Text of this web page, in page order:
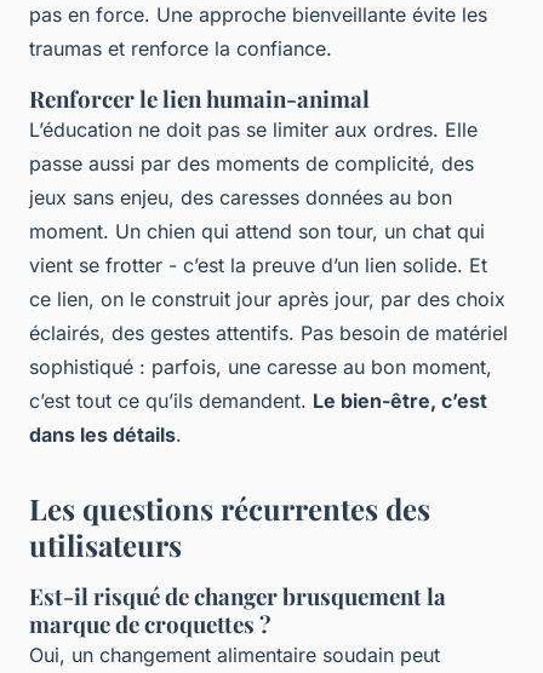
pas en force. Une approche bienveillante évite les
traumas et renforce la confiance.
Renforcer le lien humain-animal
L’éducation ne doit pas se limiter aux ordres. Elle
passe aussi par des moments de complicité, des
jeux sans enjeu, des caresses données au bon
moment. Un chien qui attend son tour, un chat qui
vient se frotter - c’est la preuve d’un lien solide. Et
ce lien, on le construit jour après jour, par des choix
éclairés, des gestes attentifs. Pas besoin de matériel
sophistiqué : parfois, une caresse au bon moment,
c’est tout ce qu’ils demandent. Le bien-être, c’est
dans les détails.
Les questions récurrentes des
utilisateurs
Est-il risqué de changer brusquement la
marque de croquettes ?
Oui, un changement alimentaire soudain peut